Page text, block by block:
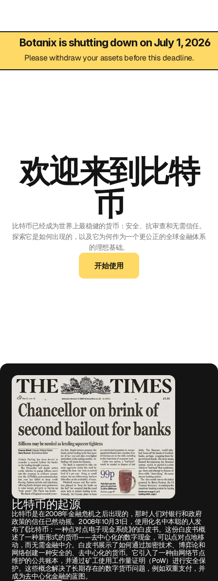
媒体
博客
媒体
Botanix is shutting down on July 1, 2026
Please withdraw your assets before this deadline.
欢迎来到比特
币
比特币已经成为世界上最稳健的货币：安全、抗审查和无需信任。
探索它是如何出现的，以及它为何作为一个更公正的全球金融体系
的理想基础。
开始使用
比特币的起源
比特币是在2008年金融危机之后出现的，那时人们对银行和政府
政策的信任已然动摇。2008年10月31日，使用化名中本聪的人发
布了《比特币：一种点对点电子现金系统》的白皮书。这份白皮书概
述了一种新形式的货币——去中心化的数字现金，可以点对点地移
动，而无需金融中介。白皮书展示了如何通过加密技术、博弈论和
网络创建一种安全的、去中心化的货币。它引入了一种由网络节点
维护的公共账本，并通过矿工使用工作量证明（PoW）进行安全保
护。这些概念解决了长期存在的数字货币问题，例如双重支付，并
成为去中心化金融的蓝图。